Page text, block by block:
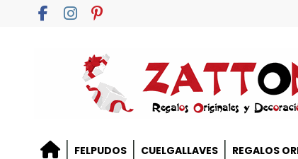
FELPUDOS CUELGALLAVES REGALOS